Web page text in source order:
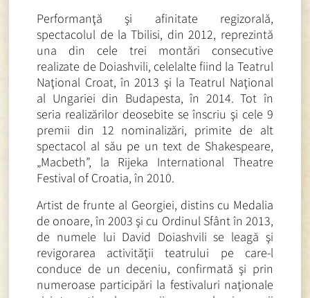
Performanţă şi afinitate regizorală,
spectacolul de la Tbilisi, din 2012, reprezintă
una din cele trei montări consecutive
realizate de Doiashvili, celelalte fiind la Teatrul
Naţional Croat, în 2013 şi la Teatrul Naţional
al Ungariei din Budapesta, în 2014. Tot în
seria realizărilor deosebite se înscriu şi cele 9
premii din 12 nominalizări, primite de alt
spectacol al său pe un text de Shakespeare,
„Macbeth”, la Rijeka International Theatre
Festival of Croatia, în 2010.
Artist de frunte al Georgiei, distins cu Medalia
de onoare, în 2003 şi cu Ordinul Sfânt în 2013,
de numele lui David Doiashvili se leagă şi
revigorarea activităţii teatrului pe care-l
conduce de un deceniu, confirmată şi prin
numeroase participări la festivaluri naţionale